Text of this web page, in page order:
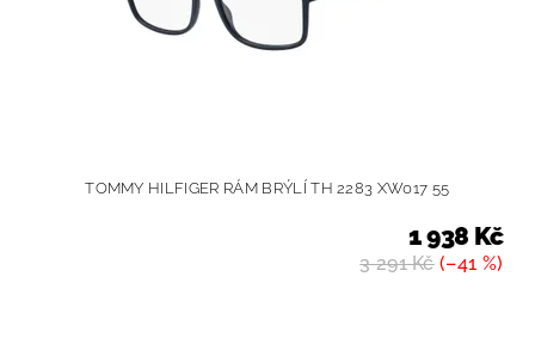
TOMMY HILFIGER RÁM BRÝLÍ TH 2283 XW017 55
3 291 Kč(–41 %)
1 938 Kč